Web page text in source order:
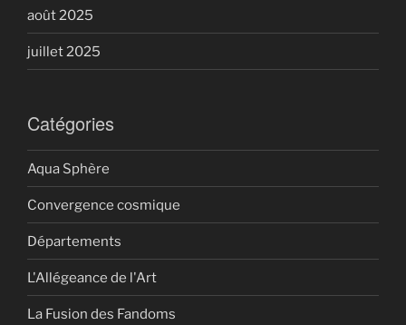
août 2025
juillet 2025
Catégories
Aqua Sphère
Convergence cosmique
Départements
L'Allégeance de l'Art
La Fusion des Fandoms